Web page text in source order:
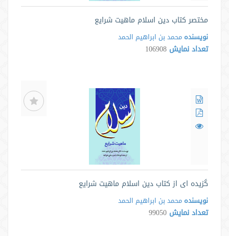
مختصر کتاب دین اسلام ماهیت شرایع
نویسنده محمد بن ابراهیم الحمد
تعداد نمایش 106908
گزیده ای از کتاب دین اسلام ماهیت شرایع
نویسنده محمد بن ابراهیم الحمد
تعداد نمایش 99050